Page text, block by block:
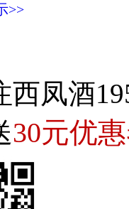
>>
西凤酒
30元优